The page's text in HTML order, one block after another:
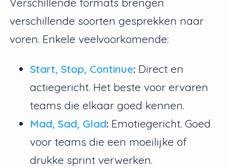
Verschillende formats brengen
verschillende soorten gesprekken naar
voren. Enkele veelvoorkomende:
Start, Stop, Continue: Direct en
actiegericht. Het beste voor ervaren
teams die elkaar goed kennen.
Mad, Sad, Glad: Emotiegericht. Goed
voor teams die een moeilijke of
drukke sprint verwerken.